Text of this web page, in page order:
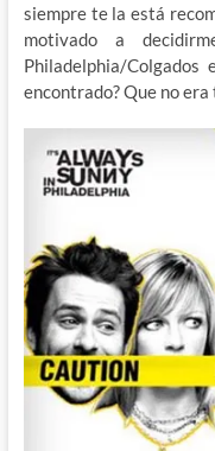
siempre te la está
motivado a
Philadelphia/
encontrado? Que no